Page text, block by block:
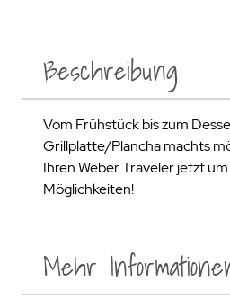
Beschreibung
Vom Frühstück bis zum
Grillplatte/Plancha machts
Ihren Weber Traveler jetzt
Möglichkeiten!
Mehr